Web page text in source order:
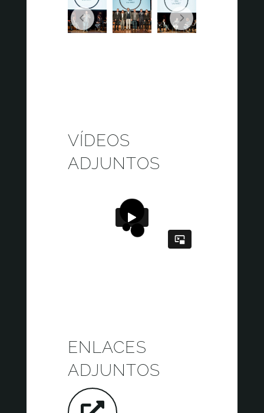
VÍDEOS
ADJUNTOS
ENLACES
ADJUNTOS